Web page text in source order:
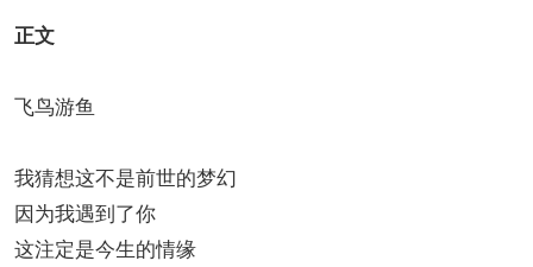
正文
飞鸟游鱼
我猜想这不是前世的梦幻
因为我遇到了你
这注定是今生的情缘